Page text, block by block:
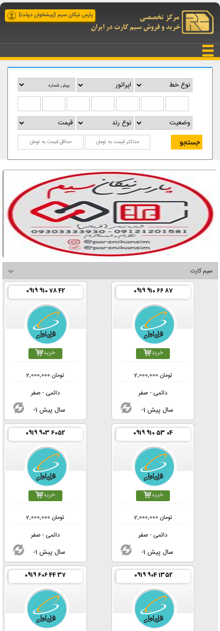
پارس نیکان سیم (پیشخوان دولت)
سیم کارت
0919 910 66 87
خرید
2,000,000 تومان
دائمی - صفر
-1 سال پیش
0919 910 78 42
خرید
2,000,000 تومان
دائمی - صفر
-1 سال پیش
0919 910 53 04
خرید
2,000,000 تومان
دائمی - صفر
-1 سال پیش
0919 903 6052
خرید
2,000,000 تومان
دائمی - صفر
-1 سال پیش
0919 904 1352
0919 606 44 37